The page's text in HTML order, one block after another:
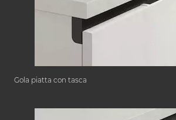
Gola piatta con tasca